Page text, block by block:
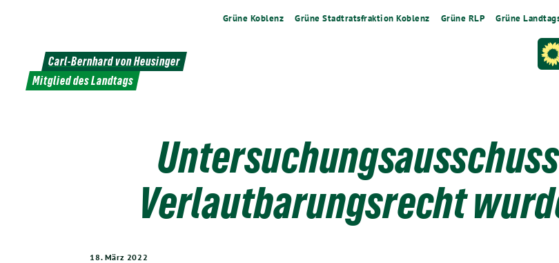
Grüne Koblenz Grüne Stadtratsfraktion Koblenz Grüne RLP Grüne
Carl-Bernhard von Heusinger
Mitglied des Landtags
Verlautbarungsrecht
18. März 2022